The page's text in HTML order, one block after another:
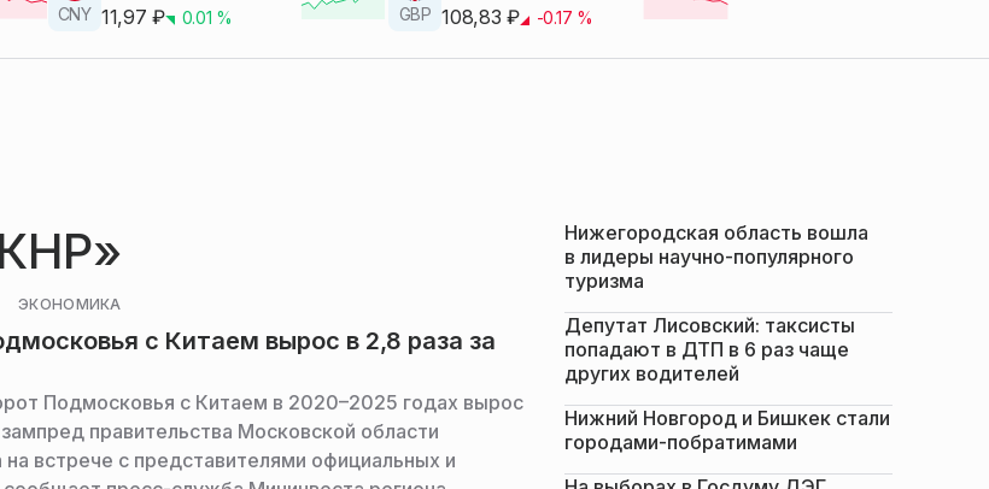
CNY 11,97 ₽ 0.01 % GBP 108,83 ₽ -0.17 %
ЭКОНОМИКА
с Китаем вырос в 2,8 раза за
Подмосковья с Китаем в 2020–2025 годах вырос
правительства Московской области
на встрече с представителями официальных и
Нижегородская область вошла
в лидеры научно-популярного
туризма
Депутат Лисовский: таксисты
попадают в ДТП в 6 раз чаще
других водителей
Нижний Новгород и Бишкек стали
городами-побратимами